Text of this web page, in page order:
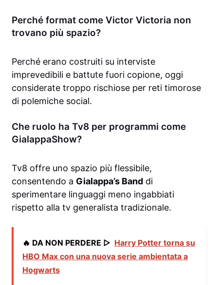
Perché format come Victor Victoria non
trovano più spazio?
Perché erano costruiti su interviste
imprevedibili e battute fuori copione, oggi
considerate troppo rischiose per reti timorose
di polemiche social.
Che ruolo ha Tv8 per programmi come
GialappaShow?
Tv8 offre uno spazio più flessibile,
consentendo a Gialappa’s Band di
sperimentare linguaggi meno ingabbiati
rispetto alla tv generalista tradizionale.
🔥 DA NON PERDERE ▷ Harry Potter torna su
HBO Max con una nuova serie ambientata a
Hogwarts